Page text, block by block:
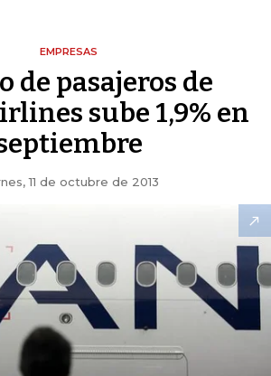
EMPRESAS
de pasajeros de
sube 1,9% en
11 de octubre de 2013